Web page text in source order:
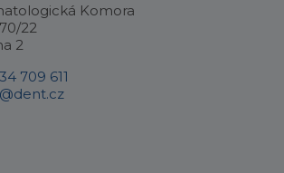
Komora
22
2
709 611